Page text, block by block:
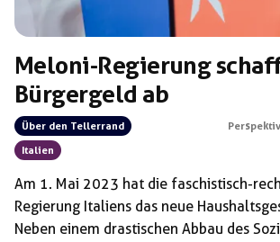
Meloni-Regierung
Bürgergeld ab
Über den Tellerrand
Italien
Am 1. Mai 2023 hat die faschistisch-
Regierung Italiens das neue
Neben einem drastischen Abbau des